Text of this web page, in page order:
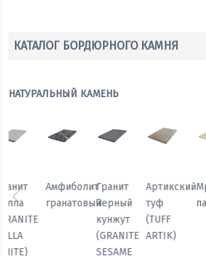
КАТАЛОГ БОРДЮРНОГО КАМНЯ
НАТУРАЛЬНЫЙ КАМЕНЬ
Мрамор
паллодио
Гранит
Табак
(GRANITE
BROWN)
Гранит
Павлин
(GRANITE
PEACOCK
LIGHT)
Гранит
(GRANITE
BELLA
Предыдущий